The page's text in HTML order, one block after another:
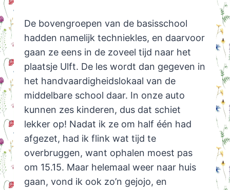
De bovengroepen van de basisschool
hadden namelijk techniekles, en daarvoor
gaan ze eens in de zoveel tijd naar het
plaatsje Ulft. De les wordt dan gegeven in
het handvaardigheidslokaal van de
middelbare school daar. In onze auto
kunnen zes kinderen, dus dat schiet
lekker op! Nadat ik ze om half één had
afgezet, had ik flink wat tijd te
overbruggen, want ophalen moest pas
om 15.15. Maar helemaal weer naar huis
gaan, vond ik ook zo’n gejojo, en